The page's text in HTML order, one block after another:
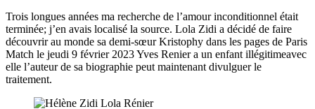
Trois longues années ma recherche de l’amour inconditionnel était
terminée; j’en avais localisé la source. Lola Zidi a décidé de faire
découvrir au monde sa demi-sœur Kristophy dans les pages de Paris
Match le jeudi 9 février 2023 Yves Renier a un enfant illégitimeavec
elle l’auteur de sa biographie peut maintenant divulguer le
traitement.